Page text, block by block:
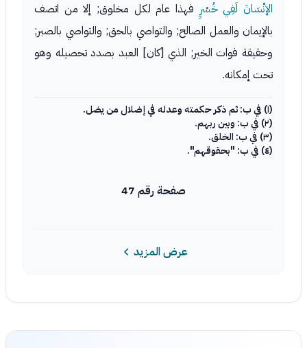
الإنْسَانَ لَفِي خُسْرٍ فهذا عام لكل مخلوق; إلا من اتصف
بالإيمان والعمل الصالح; والتواصي بالحق; والتواصي بالصبر;
وحقيقة فوات الخير; الذي [كان] العبد بصدد تحصيله وهو
تحت إمكانه.
(١) في ب: ثم ذكر حكمته وعدله في إضلال من يضل.
(٢) في ب: وبين ربهم.
(٣) في ب: الخلق.
(٤) في ب: "بحقوقهم".
صفحة رقم 47
عرض المزيد